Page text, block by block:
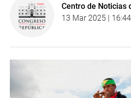
Centro de Noticias
13 Mar 2025 |